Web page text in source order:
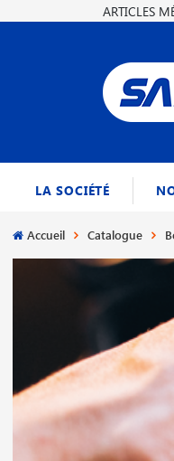
ARTICLES
LA SOCIÉTÉ
Accueil Catalogue